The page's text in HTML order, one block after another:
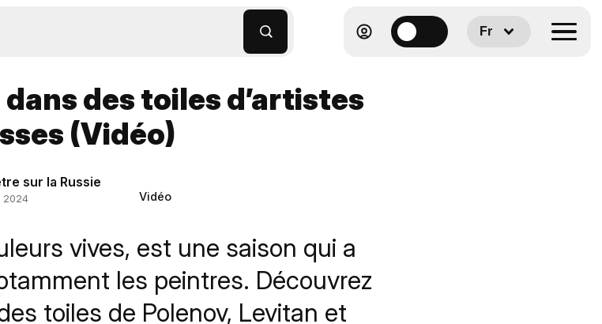
Fr
dans des toiles d’artistes
(Vidéo)
sur la Russie
2024 Vidéo
vives, est une saison qui a
les peintres. Découvrez
toiles de Polenov, Levitan et